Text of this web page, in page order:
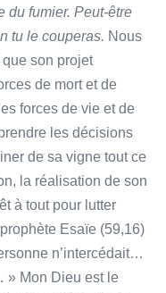
du fumier. Peut-être
tu le couperas. Nous
que son projet
de mort et de
forces de vie et de
les décisions
de sa vigne tout ce
la réalisation de son
à tout pour lutter
Esaïe (59,16)
n’intercédait…
» Mon Dieu est le